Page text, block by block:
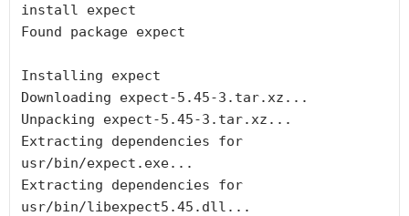
install expect
Found package expect
Installing expect
Downloading expect-5.45-3.tar.xz...
Unpacking expect-5.45-3.tar.xz...
Extracting dependencies for
usr/bin/expect.exe...
Extracting dependencies for
usr/bin/libexpect5.45.dll...